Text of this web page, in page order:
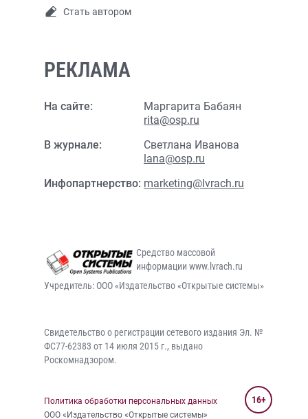
Стать автором
РЕКЛАМА
На сайте:
Маргарита Бабаян
rita@osp.ru
В журнале:
Светлана Иванова
lana@osp.ru
Инфопартнерство: marketing@lvrach.ru
Средство массовой
информации www.lvrach.ru
Учредитель: ООО «Издательство «Открытые системы»
Свидетельство о регистрации сетевого издания Эл. №
ФС77-62383 от 14 июля 2015 г., выдано
Роскомнадзором.
Политика обработки персональных данных
ООО «Издательство «Открытые системы»
16+